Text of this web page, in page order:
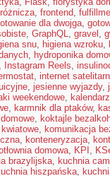
, frontend,
dla dwojga,
, GraphQL, gravel ,
snu, higiena wzroku,
, hydroponika
Instagram Reels,
, internet
, jesienne wyjazdy,
weekendowe,
, karmnik dla ptaków,
, koktajle
, komunikacja
, konteneryzacja,
domowa, KPI ,
brazylijska, kuchnia
hiszpańska,